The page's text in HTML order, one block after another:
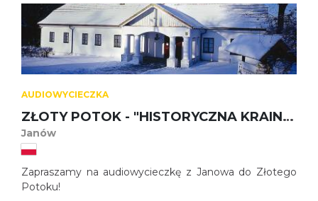
AUDIOWYCIECZKA
ZŁOTY POTOK - "HISTORYCZNA KRAINA POEZJI"
Janów
Zapraszamy na audiowycieczkę z Janowa do Złotego
Potoku!